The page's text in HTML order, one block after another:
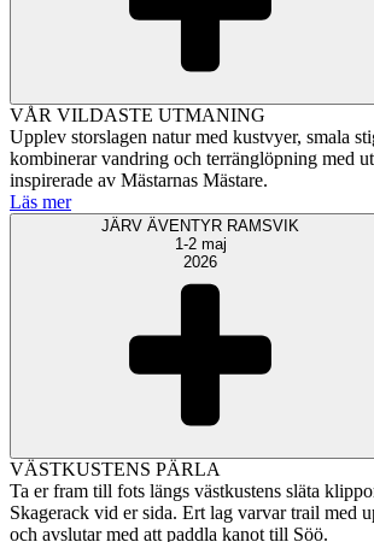
VÅR VILDASTE UTMANING
Upplev storslagen natur med kustvyer, smala
kombinerar vandring och terränglöpning med
inspirerade av Mästarnas Mästare.
Läs mer
JÄRV ÄVENTYR RAMSVIK
1-2 maj
2026
VÄSTKUSTENS PÄRLA
Ta er fram till fots längs västkustens släta
Skagerack vid er sida. Ert lag varvar trail med
och avslutar med att paddla kanot till Söö.